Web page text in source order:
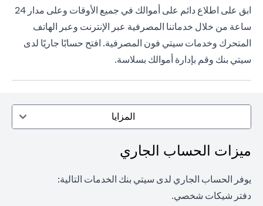
ابق على اطلاع دائم على أموالك في جميع الأوقات وعلى مدار 24
ساعة من خلال خدماتنا المصرفية عبر الإنترنت وعبر الهاتف
المتحرك وخدمات سيتي فون المصرفية. افتح حسابًا جاريًا لدى
سيتي بنك وقم بإدارة أموالك بسلاسة.
المزايا
ميزات الحساب الجاري
يوفر الحساب الجاري لدى سيتي بنك الخدمات التالية:
دفتر شيكات شخصي.